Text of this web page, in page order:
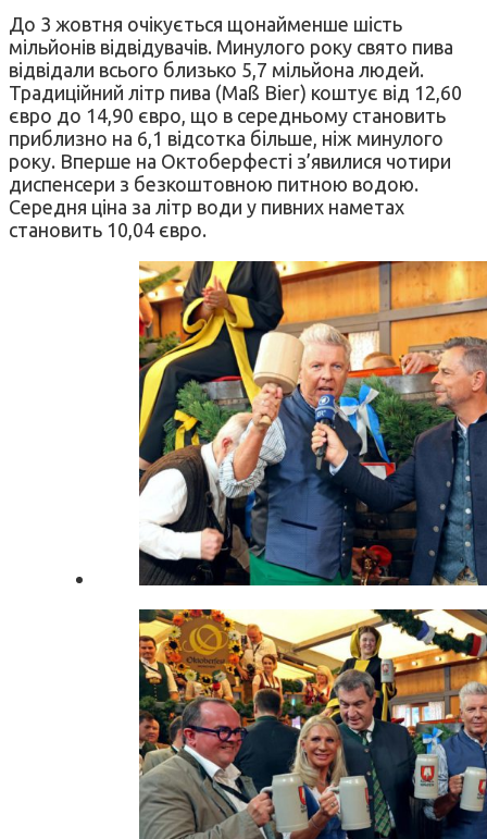
До 3 жовтня очікується щонайменше шість
мільйонів відвідувачів. Минулого року свято пива
відвідали всього близько 5,7 мільйона людей.
Традиційний літр пива (Maß Bier) коштує від 12,60
євро до 14,90 євро, що в середньому становить
приблизно на 6,1 відсотка більше, ніж минулого
року. Вперше на Октоберфесті з’явилися чотири
диспенсери з безкоштовною питною водою.
Середня ціна за літр води у пивних наметах
становить 10,04 євро.